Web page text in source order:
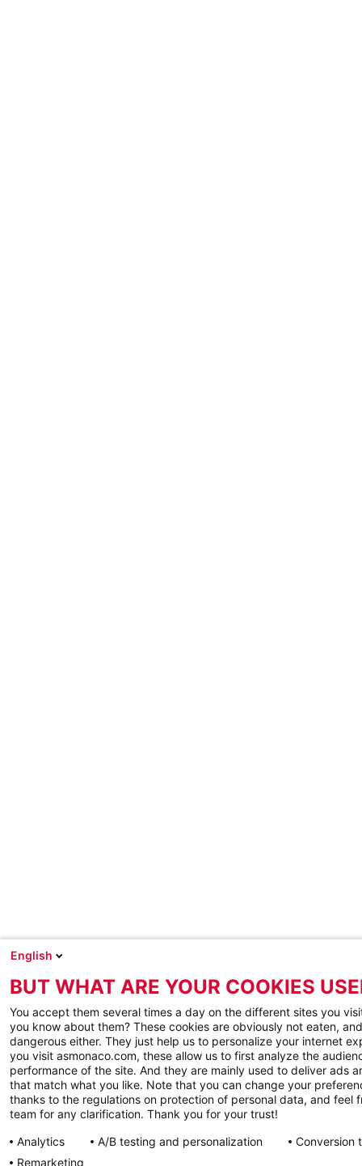
English
BUT WHAT ARE YOUR COOKIES
You accept them several times a day on the different sites you
you know about them? These cookies are obviously not eaten,
dangerous either. They just help us to personalize your internet
you visit asmonaco.com, these allow us to first analyze the
performance of the site. And they are mainly used to deliver ads
that match what you like. Note that you can change your
thanks to the regulations on protection of personal data, and feel
team for any clarification. Thank you for your trust!
Analytics
A/B testing and personalization
Conversion
Remarketing